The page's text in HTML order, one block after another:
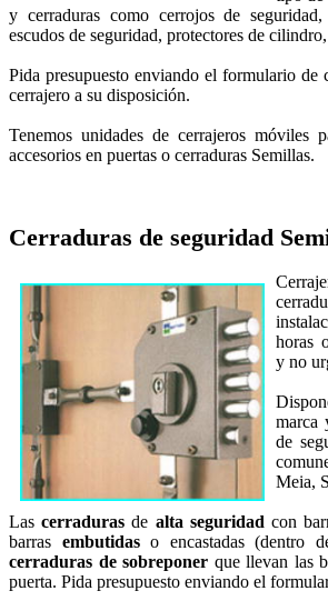
y cerraduras como cerrojos de seguridad,
escudos de seguridad, protectores de
Pida presupuesto enviando el formulario de
cerrajero a su disposición.
Tenemos unidades de cerrajeros móviles
accesorios en puertas o cerraduras Semillas.
Cerraduras de seguridad
horas
y no
marca
de
Meia,
Lascerraduras de alta seguridad con
barras embutidaso encastadas (dentro
cerraduras de sobreponer que llevan las
puerta. Pida presupuesto enviando el